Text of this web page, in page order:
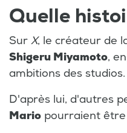
Quelle
Sur X, le créateur de
Shigeru Miyamoto,
ambitions des studios.
D'après lui, d'autres
Mario pourraient